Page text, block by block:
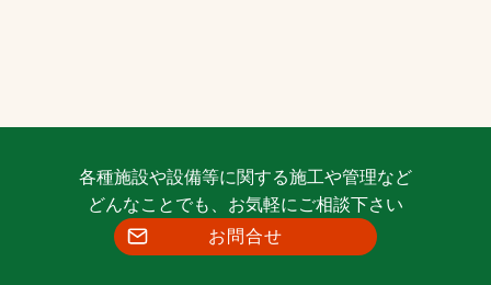
各種施設や設備等に関する施工や管理など
どんなことでも、お気軽にご相談下さい
お問合せ